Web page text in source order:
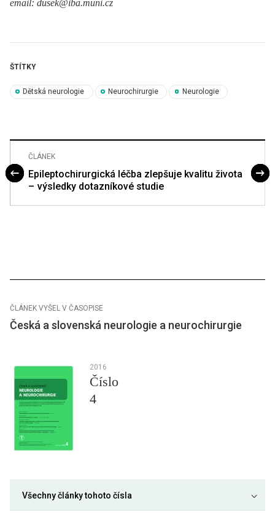
email: dusek@iba.muni.cz
ŠTÍTKY
Dětská neurologie Neurochirurgie Neurologie
ČLÁNEK
Epileptochirurgická léčba zlepšuje kvalitu života
– výsledky dotazníkové studie
ČLÁNEK VYŠEL V ČASOPISE
Česká a slovenská neurologie a neurochirurgie
2016
Číslo
4
Všechny články tohoto čísla